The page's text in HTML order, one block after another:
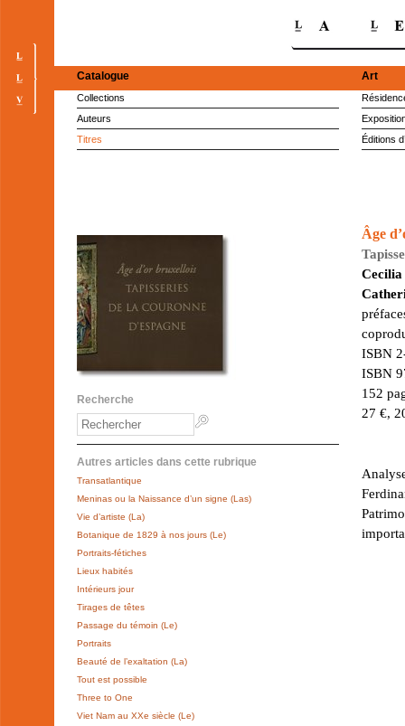
Catalogue
Collections
Auteurs
Titres
Art
Éditions
Recherche
Autres articles dans cette rubrique
Transatlantique
Meninas ou la Naissance d’un signe (Las)
Vie d’artiste (La)
Botanique de 1829 à nos jours (Le)
Portraits-fétiches
Lieux habités
Intérieurs jour
Tirages de têtes
Passage du témoin (Le)
Portraits
Beauté de l’exaltation (La)
Tout est possible
Three to One
Viet Nam au XXe siècle (Le)
Âge
ISBN
ISBN
152
27 €,